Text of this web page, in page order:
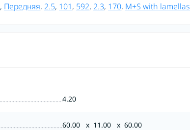
, Передняя, 2.5, 101, 592, 2.3, 170, M+S with lamellas
4.20
60.00 x 11.00 x 60.00